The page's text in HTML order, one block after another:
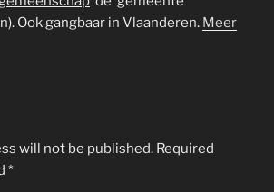
Ook gangbaar in Vlaanderen. Meer
will not be published. Required
*